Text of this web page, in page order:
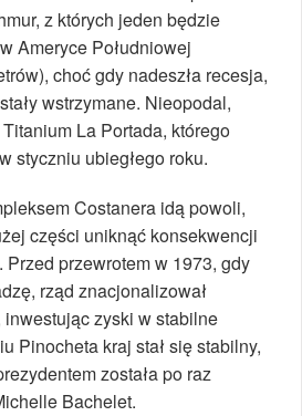
z których jeden będzie
Ameryce Południowej
choć gdy nadeszła recesja,
wstrzymane. Nieopodal,
La Portada, którego
styczniu ubiegłego roku.
Costanera idą powoli,
części uniknąć konsekwencji
przewrotem w 1973, gdy
rząd znacjonalizował
inwestując zyski w stabilne
Pinocheta kraj stał się stabilny,
została po raz
Bachelet.